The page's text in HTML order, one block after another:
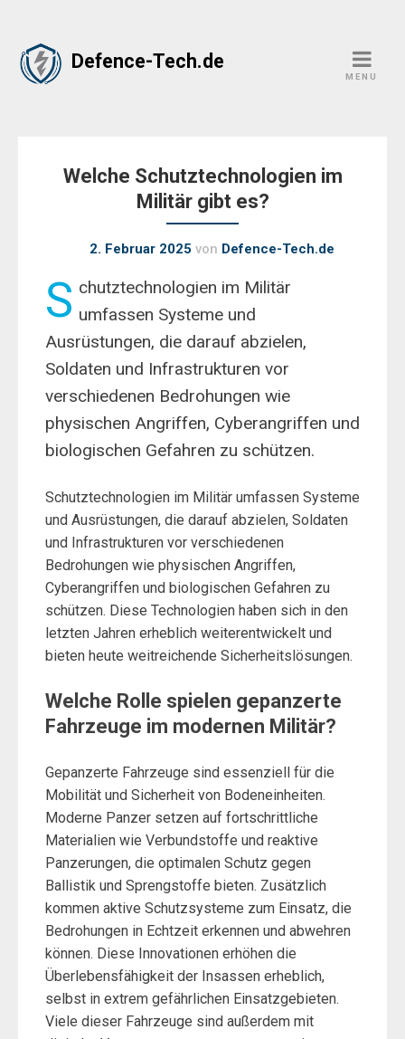
Skip
to
content
Defence-Tech.de
MENU
Welche Schutztechnologien im
Militär gibt es?
2. Februar 2025 von Defence-Tech.de
S chutztechnologien im Militär
umfassen Systeme und
Ausrüstungen, die darauf abzielen,
Soldaten und Infrastrukturen vor
verschiedenen Bedrohungen wie
physischen Angriffen, Cyberangriffen und
biologischen Gefahren zu schützen.
Schutztechnologien im Militär umfassen Systeme
und Ausrüstungen, die darauf abzielen, Soldaten
und Infrastrukturen vor verschiedenen
Bedrohungen wie physischen Angriffen,
Cyberangriffen und biologischen Gefahren zu
schützen. Diese Technologien haben sich in den
letzten Jahren erheblich weiterentwickelt und
bieten heute weitreichende Sicherheitslösungen.
Welche Rolle spielen gepanzerte
Fahrzeuge im modernen Militär?
Gepanzerte Fahrzeuge sind essenziell für die
Mobilität und Sicherheit von Bodeneinheiten.
Moderne Panzer setzen auf fortschrittliche
Materialien wie Verbundstoffe und reaktive
Panzerungen, die optimalen Schutz gegen
Ballistik und Sprengstoffe bieten. Zusätzlich
kommen aktive Schutzsysteme zum Einsatz, die
Bedrohungen in Echtzeit erkennen und abwehren
können. Diese Innovationen erhöhen die
Überlebensfähigkeit der Insassen erheblich,
selbst in extrem gefährlichen Einsatzgebieten.
Viele dieser Fahrzeuge sind außerdem mit